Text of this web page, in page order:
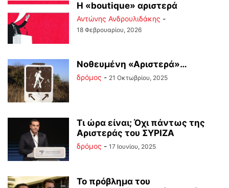
Η «boutique» αριστερά
Αντώνης Ανδρουλιδάκης -
18 Φεβρουαρίου, 2026
Νοθευμένη «Αριστερά»…
δρόμος - 21 Οκτωβρίου, 2025
Τι ώρα είναι; Όχι πάντως της
Αριστεράς του ΣΥΡΙΖΑ
δρόμος - 17 Ιουνίου, 2025
Το πρόβλημα του